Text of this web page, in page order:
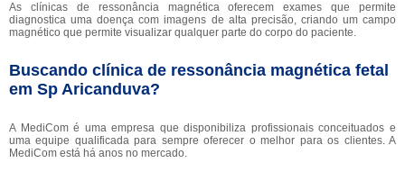
As clínicas de ressonância magnética oferecem exames que permite
diagnostica uma doença com imagens de alta precisão, criando um campo
magnético que permite visualizar qualquer parte do corpo do paciente.
Buscando clínica de ressonância magnética fetal
em Sp Aricanduva?
A MediCom é uma empresa que disponibiliza profissionais conceituados e
uma equipe qualificada para sempre oferecer o melhor para os clientes. A
MediCom está há anos no mercado.